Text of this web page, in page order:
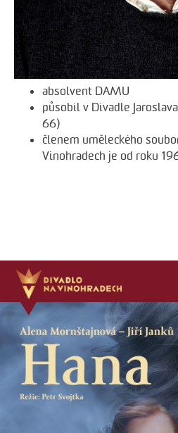
absolvent DAMU
působil v Divadle
66)
členem uměleckého
Vinohradech je od roku